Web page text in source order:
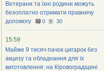
Ветерани та їхні родини можуть
безоплатно отримати правничу
допомогу
0 30
15:59
Майже 9 тисяч пачок цигарок без
акцизу та обладнання для їх
виготовлення: на Кіровоградщині